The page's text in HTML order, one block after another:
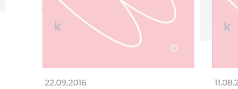
22.09.2016